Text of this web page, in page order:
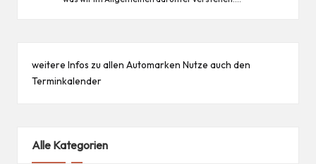
weitere Infos zu allen Automarken Nutze auch den
Terminkalender
Alle Kategorien